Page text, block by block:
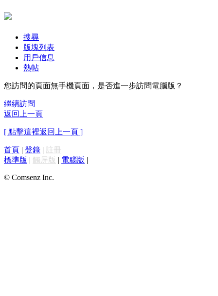
搜尋
版塊列表
用戶信息
熱帖
您訪問的頁面無手機頁面，是否進一步訪問電腦版？
繼續訪問
返回上一頁
[ 點擊這裡返回上一頁 ]
首頁 | 登錄 | 註冊
標準版 | 觸屏版 | 電腦版 |
© Comsenz Inc.